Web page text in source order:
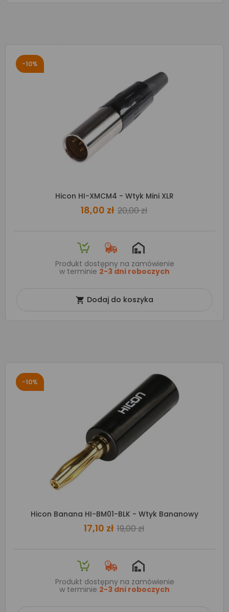
-10%
Hicon HI-XMCM4 - Wtyk Mini XLR
18,00 zł 20,00 zł
Produkt dostępny na zamówienie
w terminie 2-3 dni roboczych
 Dodaj do koszyka
-10%
Hicon Banana HI-BM01-BLK - Wtyk Bananowy
17,10 zł 19,00 zł
Produkt dostępny na zamówienie
w terminie 2-3 dni roboczych